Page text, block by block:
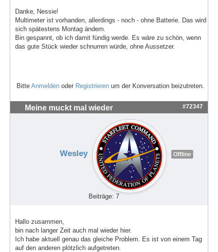
Danke, Nessie!
Multimeter ist vorhanden, allerdings - noch - ohne Batterie. Das wird
sich spätestens Montag ändern.
Bin gespannt, ob ich damit fündig werde. Es wäre zu schön, wenn
das gute Stück wieder schnurren würde, ohne Aussetzer.
Bitte Anmelden oder Registrieren um der Konversation beizutreten.
Meine muckt mal wieder #72347
Wesley Offline
Beiträge: 7
Hallo zusammen,
bin nach langer Zeit auch mal wieder hier.
Ich habe aktuell genau das gleiche Problem. Es ist von einem Tag
auf den anderen plötzlich aufgetreten.